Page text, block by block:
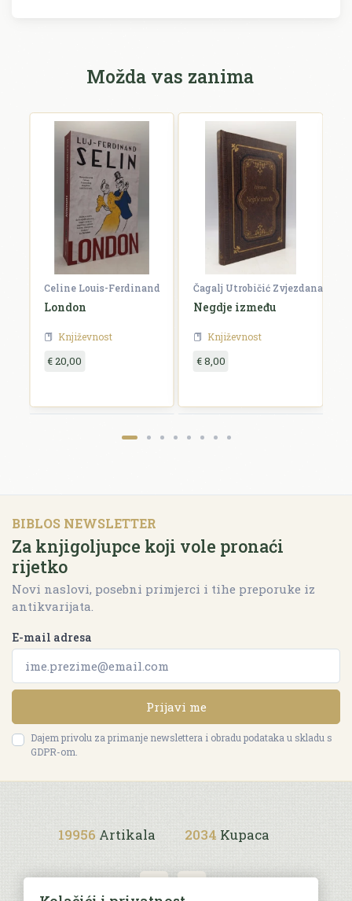
Možda vas zanima
Celine Louis-Ferdinand
London
Književnost
€ 20,00
Čagalj Utrobičić Zvjezdana
Negdje između
Književnost
€ 8,00
BIBLOS NEWSLETTER
Za knjigoljupce koji vole pronaći
rijetko
Novi naslovi, posebni primjerci i tihe preporuke iz
antikvarijata.
E-mail adresa
Prijavi me
Dajem privolu za primanje newslettera i obradu podataka u skladu s
GDPR-om.
19956 Artikala 2034 Kupaca